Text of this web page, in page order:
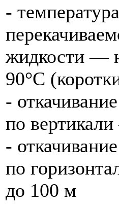
- температура
жидкости —
90°С
- откачивание
по
- откачивание
по
до 100 м